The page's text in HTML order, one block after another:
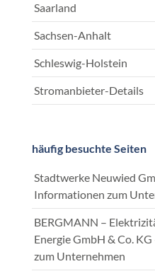
Saarland
Sachsen-Anhalt
Schleswig-Holstein
Stromanbieter-Details
häufig besuchte Seiten
Stadtwerke Neuwied
Informationen zum
BERGMANN –
Energie GmbH & Co.
zum Unternehmen